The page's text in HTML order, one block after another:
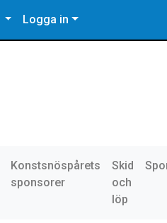
Logga in
Konstsnöspårets
sponsorer
Skid
och
löp